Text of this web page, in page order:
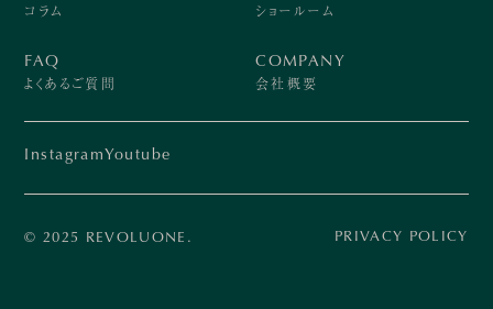
コラム
FAQ
よくあるご質問
ショールーム
COMPANY
会社概要
InstagramYoutube
© 2025 REVOLUONE. PRIVACY POLICY